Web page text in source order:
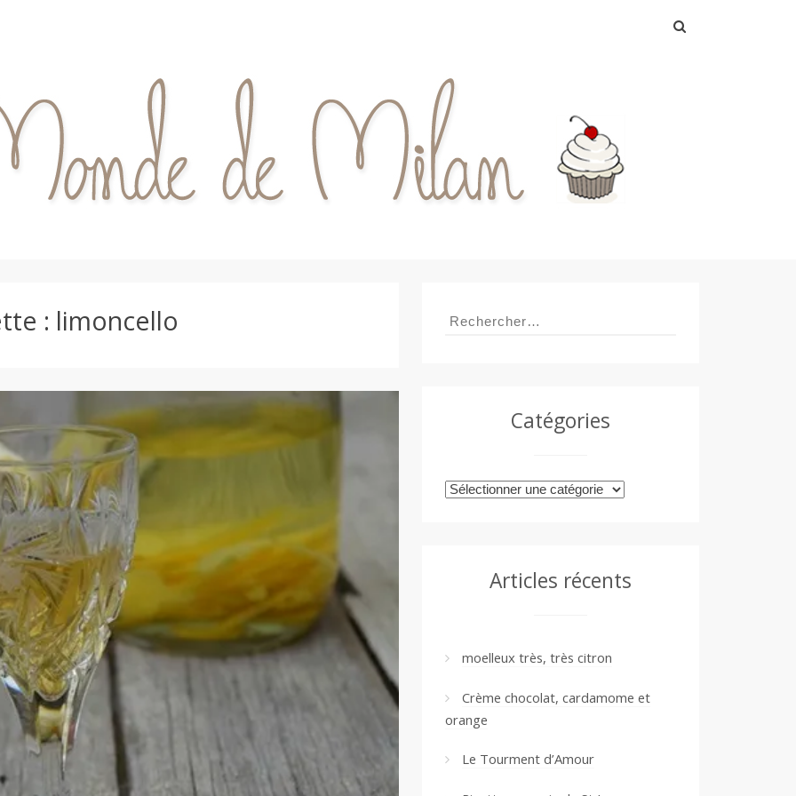
: limoncello Rechercher :
Catégories
Catégories
Articles récents
moelleux très, très citron
Crème chocolat, cardamome et
orange
Le Tourment d’Amour